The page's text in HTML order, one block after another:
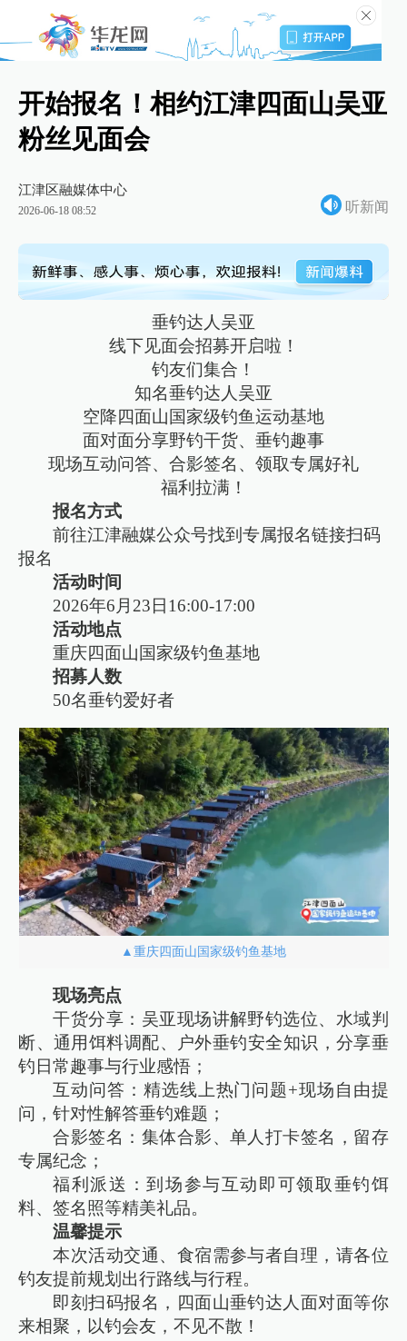
开始报名！相约江津四面山吴亚
粉丝见面会
江津区融媒体中心
2026-06-18 08:52 听新闻
垂钓达人吴亚
线下见面会招募开启啦！
钓友们集合！
知名垂钓达人吴亚
空降四面山国家级钓鱼运动基地
面对面分享野钓干货、垂钓趣事
现场互动问答、合影签名、领取专属好礼
福利拉满！
报名方式
前往江津融媒公众号找到专属报名链接扫码
报名
活动时间
2026年6月23日16:00-17:00
活动地点
重庆四面山国家级钓鱼基地
招募人数
50名垂钓爱好者
▲重庆四面山国家级钓鱼基地
现场亮点
干货分享：吴亚现场讲解野钓选位、水域判
断、通用饵料调配、户外垂钓安全知识，分享垂
钓日常趣事与行业感悟；
互动问答：精选线上热门问题+现场自由提
问，针对性解答垂钓难题；
合影签名：集体合影、单人打卡签名，留存
专属纪念；
福利派送：到场参与互动即可领取垂钓饵
料、签名照等精美礼品。
温馨提示
本次活动交通、食宿需参与者自理，请各位
钓友提前规划出行路线与行程。
即刻扫码报名，四面山垂钓达人面对面等你
来相聚，以钓会友，不见不散！